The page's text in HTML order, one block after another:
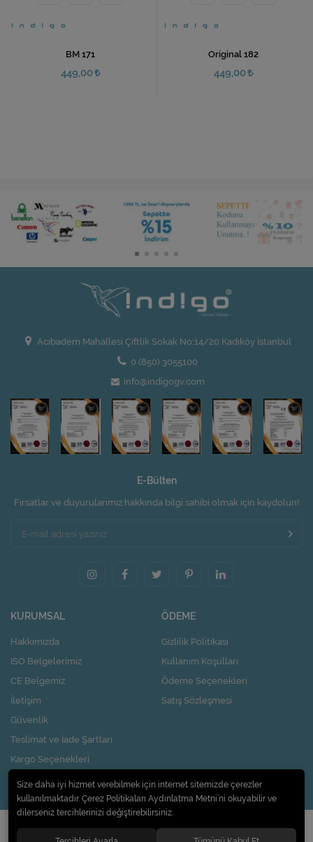
BM 171
449,00
Original 182
449,00
Acıbadem Mahallesi Çiftlik Sokak No:14/20 Kadıköy İstanbul
0 (850) 3055100
info@indigogv.com
E-Bülten
Fırsatlar ve duyurularımız hakkında bilgi sahibi olmak için kaydolun!
KURUMSAL
Hakkımızda
ISO Belgelerimiz
CE Belgemiz
İletişim
Güvenlik
Teslimat ve İade Şartları
Kargo Seçenekleri
Nasıl Kupon Kazanırım?
ÖDEME
Gizlilik Politikası
Kullanım Koşulları
Ödeme Seçenekleri
Satış Sözleşmesi
© 2020Pi Design İç ve Dış Ticaret Limited Şirketi. Tüm hakları saklıdır.
Size daha iyi hizmet verebilmek için internet sitemizde çerezler
kullanılmaktadır. Çerez Politikaları Aydınlatma Metni’ni okuyabilir ve
dilerseniz tercihlerinizi değiştirebilirsiniz.